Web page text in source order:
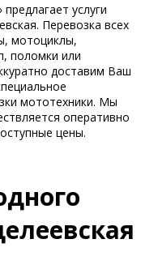
услуги
Перевозка всех
мотоциклы,
поломки или
доставим Ваш
мототехники. Мы
оперативно
цены.